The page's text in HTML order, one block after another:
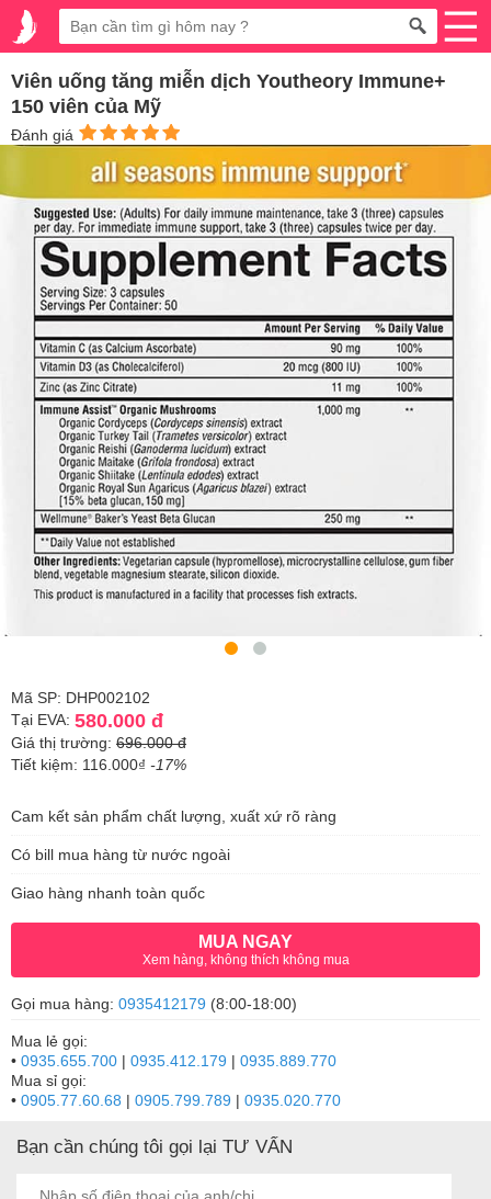
Viên uống tăng miễn dịch Youtheory Immune+
150 viên của Mỹ
Đánh giá
Mã SP: DHP002102
Tại EVA: 580.000 đ
Giá thị trường: 696.000 đ
Tiết kiệm: 116.000₫ -17%
Cam kết sản phẩm chất lượng, xuất xứ rõ ràng
Có bill mua hàng từ nước ngoài
Giao hàng nhanh toàn quốc
MUA NGAY
Xem hàng, không thích không mua
Gọi mua hàng: 0935412179 (8:00-18:00)
Mua lẻ gọi:
• 0935.655.700 | 0935.412.179 | 0935.889.770
Mua sỉ gọi:
• 0905.77.60.68 | 0905.799.789 | 0935.020.770
Bạn cần chúng tôi gọi lại TƯ VẤN